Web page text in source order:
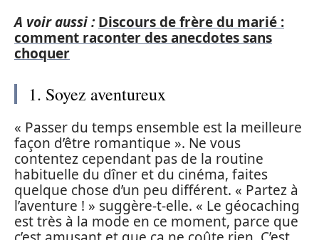
A voir aussi : Discours de frère du marié :
comment raconter des anecdotes sans
choquer
1. Soyez aventureux
« Passer du temps ensemble est la meilleure
façon d’être romantique ». Ne vous
contentez cependant pas de la routine
habituelle du dîner et du cinéma, faites
quelque chose d’un peu différent. « Partez à
l’aventure ! » suggère-t-elle. « Le géocaching
est très à la mode en ce moment, parce que